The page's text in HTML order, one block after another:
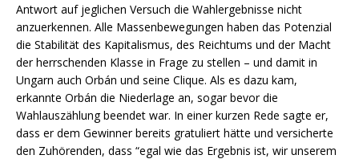
Antwort auf jeglichen Versuch die Wahlergebnisse nicht
anzuerkennen. Alle Massenbewegungen haben das Potenzial
die Stabilität des Kapitalismus, des Reichtums und der Macht
der herrschenden Klasse in Frage zu stellen – und damit in
Ungarn auch Orbán und seine Clique. Als es dazu kam,
erkannte Orbán die Niederlage an, sogar bevor die
Wahlauszählung beendet war. In einer kurzen Rede sagte er,
dass er dem Gewinner bereits gratuliert hätte und versicherte
den Zuhörenden, dass “egal wie das Ergebnis ist, wir unserem